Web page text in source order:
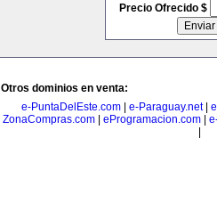
Precio Ofrecido $
Otros dominios en venta:
e-PuntaDelEste.com
e-Paraguay.net|
ZonaCompras.com
eProgramacion.com